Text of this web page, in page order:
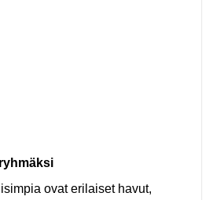
ovat erilaiset havut,